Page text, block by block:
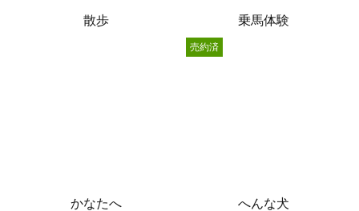
散歩 乗馬体験
かなたへ へんな犬
売約済